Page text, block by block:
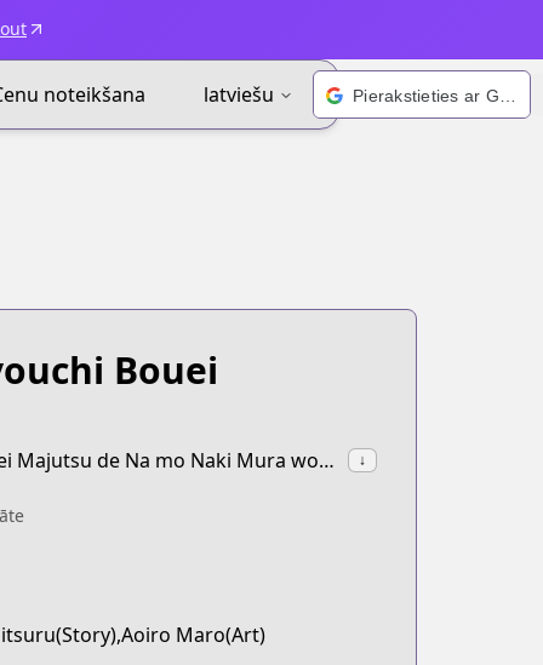
noteikšana latviešu
Bouei
synonyms:Okiraku Ryoushu no Tanoshii Ryouchi Bouei: Seisankei Majutsu de Na mo Naki Mura wo Saikyou no Jousai Toshi ni,Fun Territory Defense by the Optimistic Lord ↓
Maro(Art)